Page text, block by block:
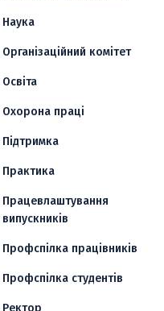
Наука
Організаційний комітет
Освіта
Охорона праці
Підтримка
Практика
Працевлаштування
випускників
Профспілка працівників
Профспілка студентів
Ректор